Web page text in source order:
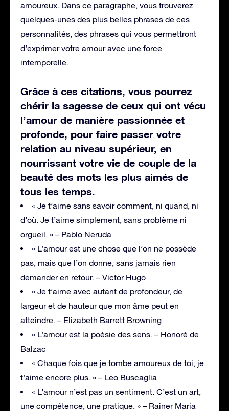
amoureux. Dans ce paragraphe, vous trouverez
quelques-unes des plus belles phrases de ces
personnalités, des phrases qui vous permettront
d’exprimer votre amour avec une force
intemporelle.
Grâce à ces citations, vous pourrez
chérir la sagesse de ceux qui ont vécu
l’amour de manière passionnée et
profonde, pour faire passer votre
relation au niveau supérieur, en
nourrissant votre vie de couple de la
beauté des mots les plus aimés de
tous les temps.
« Je t’aime sans savoir comment, ni quand, ni
d’où. Je t’aime simplement, sans problème ni
orgueil. » – Pablo Neruda
« L’amour est une chose que l’on ne possède
pas, mais que l’on donne, sans jamais rien
demander en retour. – Victor Hugo
« Je t’aime avec autant de profondeur, de
largeur et de hauteur que mon âme peut en
atteindre. – Elizabeth Barrett Browning
« L’amour est la poésie des sens. – Honoré de
Balzac
« Chaque fois que je tombe amoureux de toi, je
t’aime encore plus. » – Leo Buscaglia
« L’amour n’est pas un sentiment. C’est un art,
une compétence, une pratique. » – Rainer Maria